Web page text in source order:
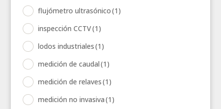
flujómetro ultrasónico(1)
inspección CCTV(1)
lodos industriales(1)
medición de caudal(1)
medición de relaves(1)
medición no invasiva(1)